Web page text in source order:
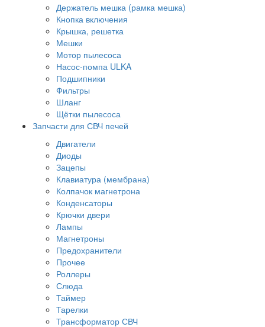
Держатель мешка (рамка мешка)
Кнопка включения
Крышка, решетка
Мешки
Мотор пылесоса
Насос-помпа ULKA
Подшипники
Фильтры
Шланг
Щётки пылесоса
Запчасти для СВЧ печей
Двигатели
Диоды
Зацепы
Клавиатура (мембрана)
Колпачок магнетрона
Конденсаторы
Крючки двери
Лампы
Магнетроны
Предохранители
Прочее
Роллеры
Слюда
Таймер
Тарелки
Трансформатор СВЧ